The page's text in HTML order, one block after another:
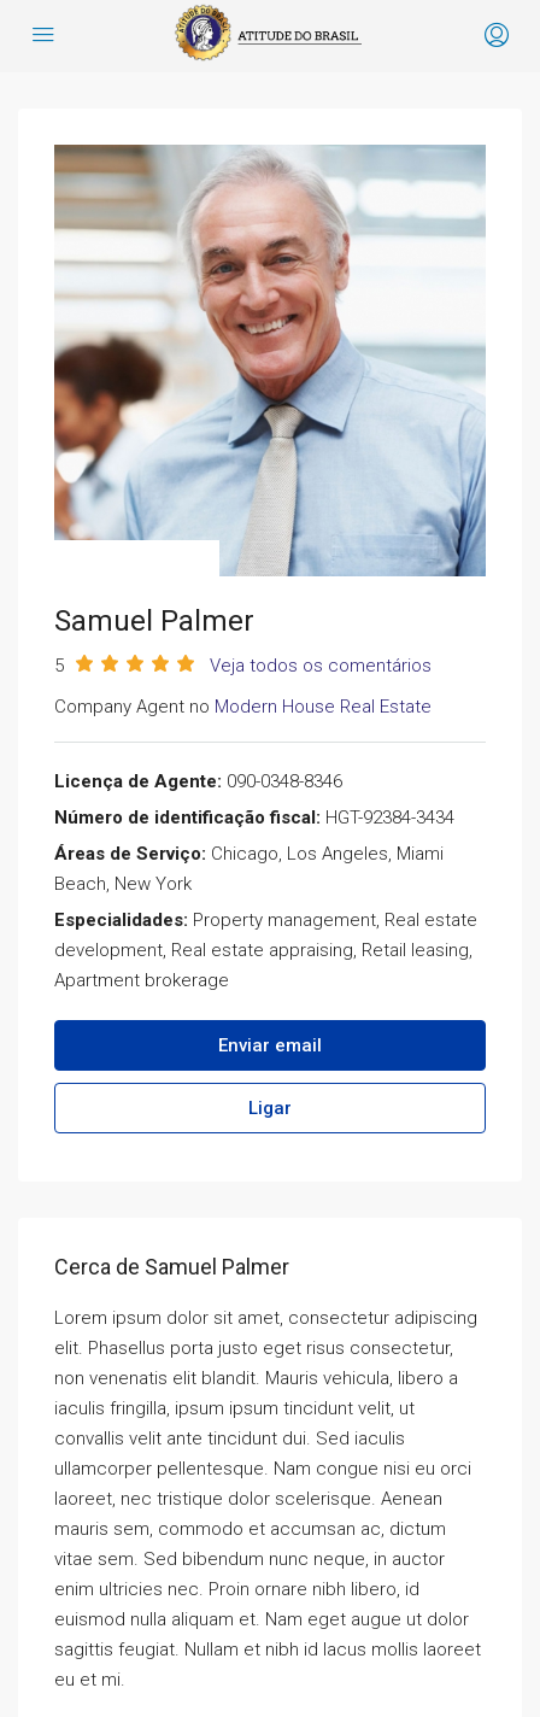
Samuel Palmer
5
Veja todos os comentários
Company Agent no Modern House Real Estate
Licença de Agente: 090-0348-8346
Número de identificação fiscal: HGT-92384-3434
Áreas de Serviço: Chicago, Los Angeles, Miami
Beach, New York
Especialidades: Property management, Real estate
development, Real estate appraising, Retail leasing,
Apartment brokerage
Enviar email
Ligar
Cerca de Samuel Palmer
Lorem ipsum dolor sit amet, consectetur adipiscing
elit. Phasellus porta justo eget risus consectetur,
non venenatis elit blandit. Mauris vehicula, libero a
iaculis fringilla, ipsum ipsum tincidunt velit, ut
convallis velit ante tincidunt dui. Sed iaculis
ullamcorper pellentesque. Nam congue nisi eu orci
laoreet, nec tristique dolor scelerisque. Aenean
mauris sem, commodo et accumsan ac, dictum
vitae sem. Sed bibendum nunc neque, in auctor
enim ultricies nec. Proin ornare nibh libero, id
euismod nulla aliquam et. Nam eget augue ut dolor
sagittis feugiat. Nullam et nibh id lacus mollis laoreet
eu et mi.